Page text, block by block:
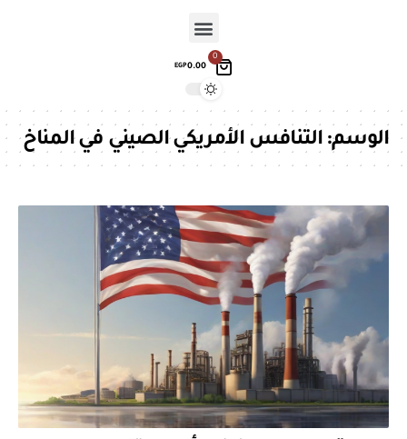
0
EGP0.00
الوسم:التنافس الأمريكي الصيني في المناخ